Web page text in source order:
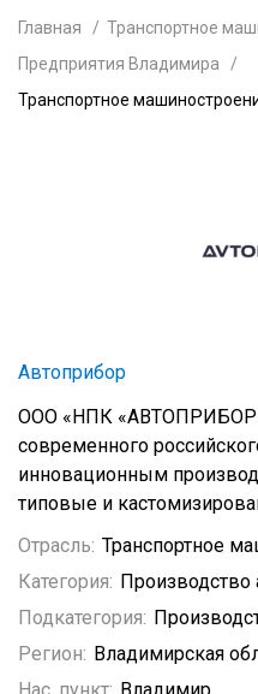
Главная
Транспортное
Предприятия Владимира
Транспортное
Автоприбор
ООО «НПК
современного
инновационным
типовые и
Отрасль: Транспортное
Категория:
Подкатегория:
Регион: Владимирская